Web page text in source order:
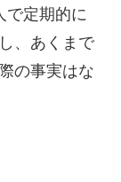
で定期的に
、あくまで
の事実はな